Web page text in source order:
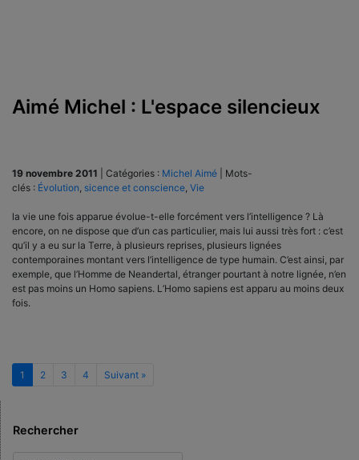
Aimé Michel : L'espace silencieux
19 novembre 2011 Catégories : Michel Aimé
Mots-
clés : Évolution sicence et conscience Vie
la vie une fois apparue évolue-t-elle forcément vers l’intelligence ? Là
encore, on ne dispose que d’un cas particulier, mais lui aussi très fort : c’est
qu’il y a eu sur la Terre, à plusieurs reprises, plusieurs lignées
contemporaines montant vers l’intelligence de type humain. C’est ainsi, par
exemple, que l’Homme de Neandertal, étranger pourtant à notre lignée, n’en
est pas moins un Homo sapiens. L’Homo sapiens est apparu au moins deux
fois.
1 2 3 4 Suivant »
Rechercher